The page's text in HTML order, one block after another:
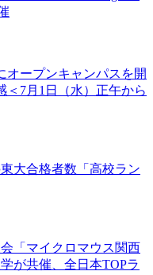
オープンキャンパスを開
7月1日（水）正午から
大合格者数「高校ラン
「マイクロマウス関西
が共催、全日本TOPラ